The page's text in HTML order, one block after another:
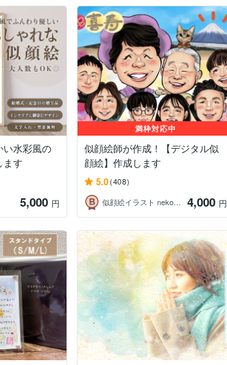
い水彩風の
ます
5,000 円
満枠対応中
似顔絵師が作成！【デジタル似
顔絵】作成します
5.0(408)
似顔絵イラスト nekoさかち
4,000 円